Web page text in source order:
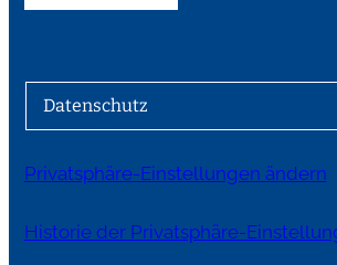
Datenschutz
Privatsphäre-Einstellungen ändern
Historie der Privatsphäre-